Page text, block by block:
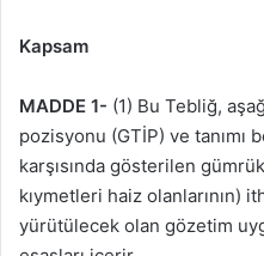
Kapsam
MADDE 1- (1) Bu Tebliğ,
pozisyonu (GTİP) ve tanımı
karşısında gösterilen
kıymetleri haiz olanlarının)
yürütülecek olan gözetim